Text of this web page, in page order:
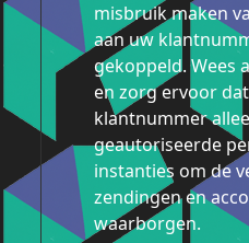
misbruik maken
aan uw
gekoppeld. Wees
en zorg ervoor
klantnummer
geautoriseerde
instanties om de
zendingen en
waarborgen.